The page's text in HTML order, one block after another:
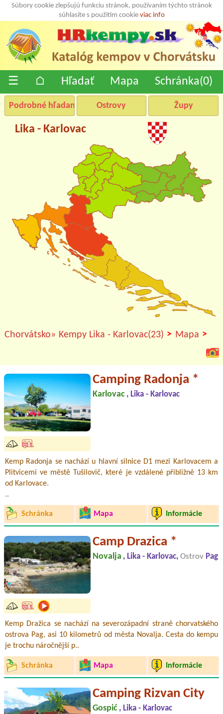
Súbory cookie zlepšujú funkciu stránok, používaním týchto stránok
súhlasíte s použitím cookie viac info
☰ ⌂ Hľadať Mapa Schránka(0)
Podrobné hľadanie Ostrovy Župy
Lika - Karlovac
Chorvátsko» Kempy Lika - Karlovac(23) > Mapa >
Camping Radonja *
Karlovac , Lika - Karlovac
Kemp Radonja se nachází u hlavní silnice D1 mezi Karlovacem a
Plitvicemi ve městě Tušilovič, které je vzdálené přibližně 13 km
od Karlovace.
..
Schránka Mapa Informácie
Camp Drazica *
Novalja , Lika - Karlovac, Ostrov Pag
Kemp Dražica se nachází na severozápadní straně chorvatského
ostrova Pag, asi 10 kilometrů od města Novalja. Cesta do kempu
je trochu náročnější p..
Schránka Mapa Informácie
Camping Rizvan City
Gospić , Lika - Karlovac